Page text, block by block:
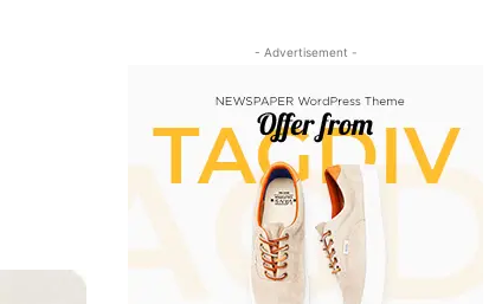
- Advertisement -